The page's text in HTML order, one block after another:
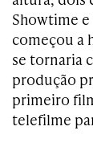
Showtime e
começou a
se tornaria
produção
primeiro
telefilme